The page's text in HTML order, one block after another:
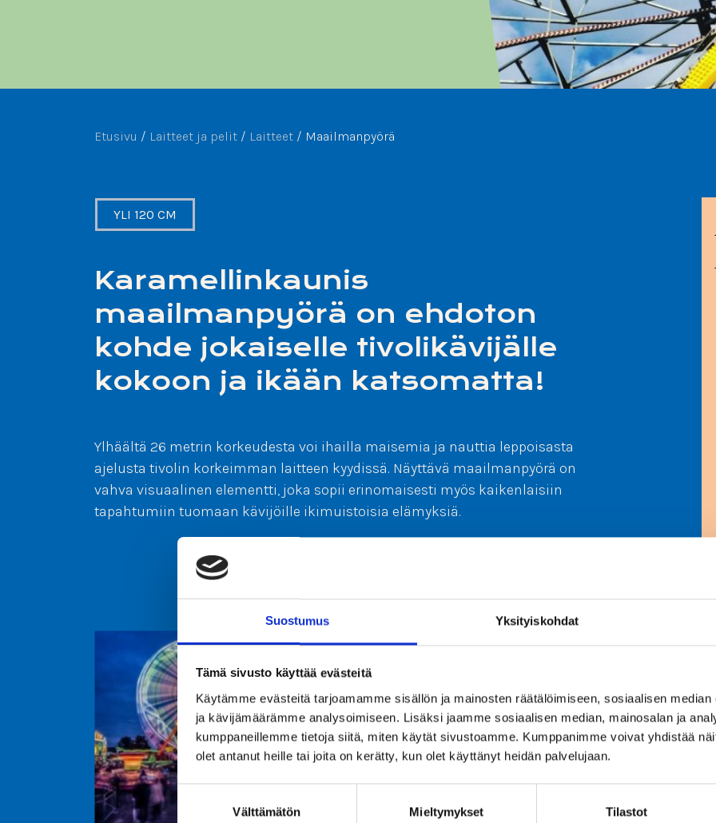
Suostumus Yksityiskohdat
Tämä sivusto käyttää evästeitä
Käytämme evästeitä tarjoamamme sisällön ja mainosten räätälöimiseen, sosiaalisen
ja kävijämäärämme analysoimiseen. Lisäksi jaamme sosiaalisen median, mainosalan ja
kumppaneillemme tietoja siitä, miten käytät sivustoamme. Kumppanimme voivat yhdistää
olet antanut heille tai joita on kerätty, kun olet käyttänyt heidän palvelujaan.
Suostumuksen
Välttämätön Mieltymykset Tilastot
Etusivu / Laitteet ja pelit / Laitteet / Maailmanpyörä
YLI 120 CM
Karamellinkaunis
maailmanpyörä on ehdoton
kohde jokaiselle tivolikävijälle
kokoon ja ikään katsomatta!
Ylhäältä 26 metrin korkeudesta voi ihailla maisemia ja nauttia leppoisasta
ajelusta tivolin korkeimman laitteen kyydissä. Näyttävä maailmanpyörä on
vahva visuaalinen elementti, joka sopii erinomaisesti myös kaikenlaisiin
tapahtumiin tuomaan kävijöille ikimuistoisia elämyksiä.